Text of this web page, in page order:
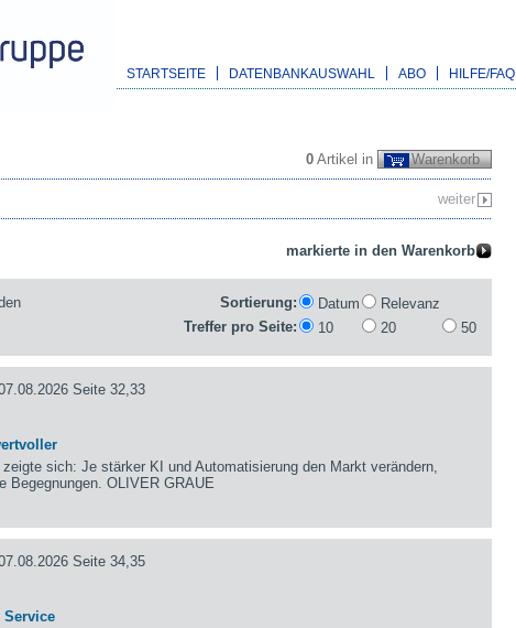
STARTSEITE DATENBANKAUSWAHL ABO HILFE/FAQ
0 Artikel in Warenkorb
weiter
Sortierung: Datum
Relevanz
Treffer pro Seite:
10 20 50
Seite 32,33
sich: Je stärker KI und Automatisierung den Markt verändern,
Begegnungen. OLIVER GRAUE
Seite 34,35